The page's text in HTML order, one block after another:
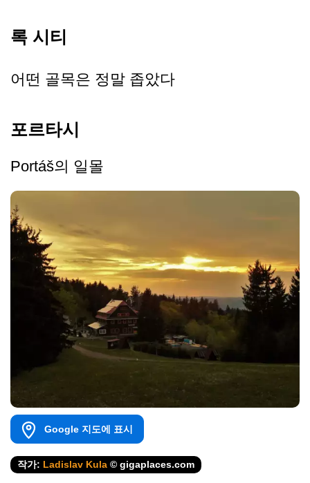
록 시티
어떤 골목은 정말 좁았다
포르타시
Portáš의 일몰
Google 지도에 표시
작가: Ladislav Kula © gigaplaces.com